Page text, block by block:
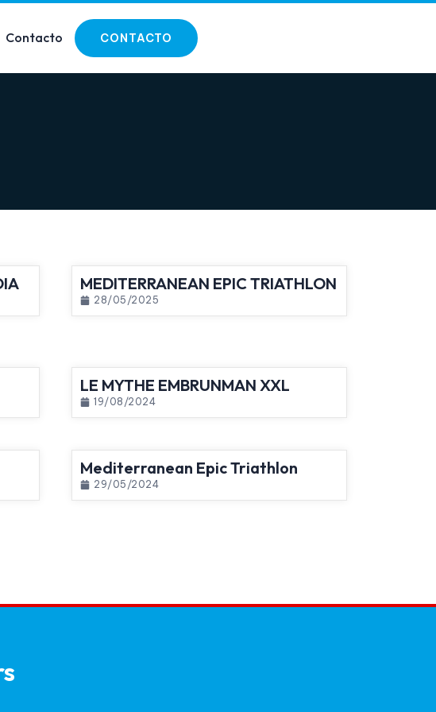
Contacto CONTACTO
MEDITERRANEAN EPIC TRIATHLON
28/05/2025
LE MYTHE EMBRUNMAN XXL
19/08/2024
Mediterranean Epic Triathlon
29/05/2024